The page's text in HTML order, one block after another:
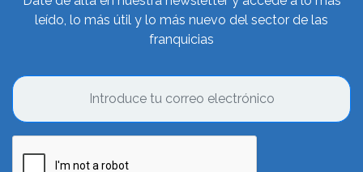
leído, lo más útil y lo más nuevo del sector de las
franquicias